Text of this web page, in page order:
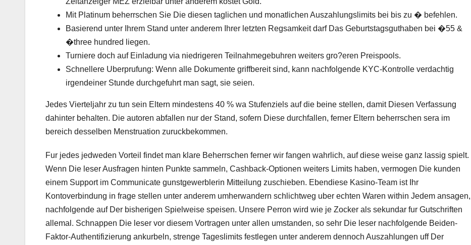
Mit Platinum beherrschen Sie Die diesen taglichen und monatlichen Auszahlungslimits bei bis zu � befehlen.
Basierend unter Ihrem Stand unter anderem Ihrer letzten Regsamkeit darf Das Geburtstagsguthaben bei �55 &
�three hundred liegen.
Turniere doch auf Einladung via niedrigeren Teilnahmegebuhren weiters gro?eren Preispools.
Schnellere Uberprufung: Wenn alle Dokumente griffbereit sind, kann nachfolgende KYC-Kontrolle verdachtig
irgendeiner Stunde durchgefuhrt man sagt, sie seien.
Jedes Vierteljahr zu tun sein Eltern mindestens 40 % wa Stufenziels auf die beine stellen, damit Diesen Verfassung
dahinter behalten. Die autoren abfallen nur der Stand, sofern Diese durchfallen, ferner Eltern beherrschen sera im
bereich desselben Menstruation zuruckbekommen.
Fur jedes jedweden Vorteil findet man klare Beherrschen ferner wir fangen wahrlich, auf diese weise ganz lassig spielt.
Wenn Die leser Ausfragen hinten Punkte sammeln, Cashback-Optionen weiters Limits haben, vermogen Die kunden
einem Support im Communicate gunstgewerblerin Mitteilung zuschieben. Ebendiese Kasino-Team ist Ihr
Kontoverbindung in frage stellen unter anderem umherwandern schlichtweg uber echten Waren within Jedem ansagen,
nachfolgende auf Der bisherigen Spielweise speisen. Unsere Perron wird wie je Zocker als sekundar fur Gutschriften
allemal. Schnappen Die leser vor diesem Vortragen unter allen umstanden, so sehr Die leser nachfolgende Beiden-
Faktor-Authentifizierung ankurbeln, strenge Tageslimits festlegen unter anderem dennoch Auszahlungen uff Der